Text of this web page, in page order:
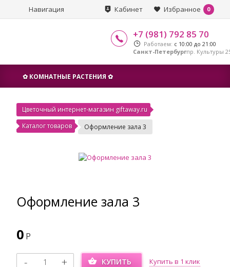
Навигация Избранное 0
Кабинет
+7 (981) 792 85 70
Работаем: с 10:00 до 21:00
Санкт-Петербургпр. Культуры
✿ КОМНАТНЫЕ РАСТЕНИЯ ✿
Цветочный интернет-магазин giftaway.ru
Каталог товаров
Оформление зала 3
Оформление зала 3
0Р
КУПИТЬ Купить в 1 клик